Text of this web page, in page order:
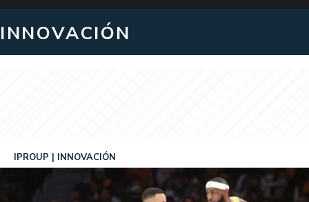
INNOVACIÓN
IPROUP INNOVACIÓN